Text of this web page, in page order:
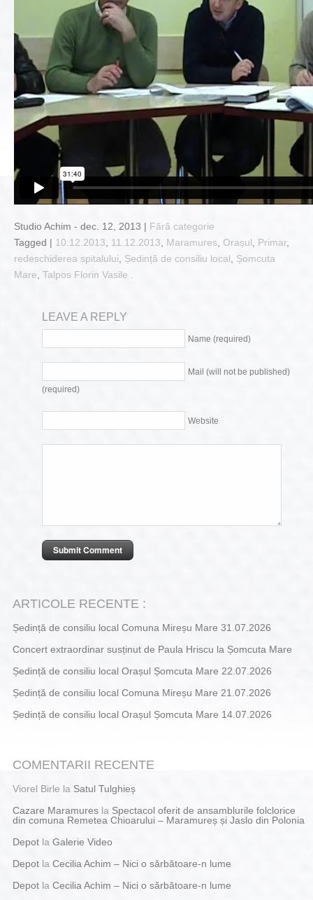
Studio Achim - dec. 12, 2013 | Fără categorie
Tagged | 10.12.2013 11.12.2013 Maramures Orașul Primar,
redeschiderea spitalului
Ședință de consiliu local
Șomcuta
Mare Talpos Florin Vasile .
LEAVE A REPLY
Name (required)
Mail (will not be published)
(required)
Website
ARTICOLE RECENTE :
Ședință de consiliu local Comuna Mireșu Mare 31.07.2026
Concert extraordinar susținut de Paula Hriscu la Șomcuta Mare
Ședință de consiliu local Orașul Șomcuta Mare 22.07.2026
Ședință de consiliu local Comuna Mireșu Mare 21.07.2026
Ședință de consiliu local Orașul Șomcuta Mare 14.07.2026
COMENTARII RECENTE
Viorel Birle la Satul Tulghieș
Cazare Maramuresla Spectacol oferit de ansamblurile folclorice
din comuna Remetea Chioarului – Maramureș și Jaslo din Polonia
Depotla Galerie Video
Depotla Cecilia Achim – Nici o sărbătoare-n lume
Depotla Cecilia Achim – Nici o sărbătoare-n lume